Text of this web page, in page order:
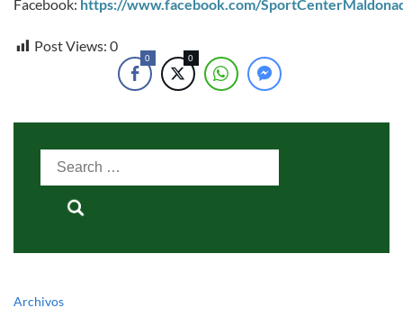
Facebook: https://www.facebook.com/
Post Views: 0
0 0
Search
for:
Archivos